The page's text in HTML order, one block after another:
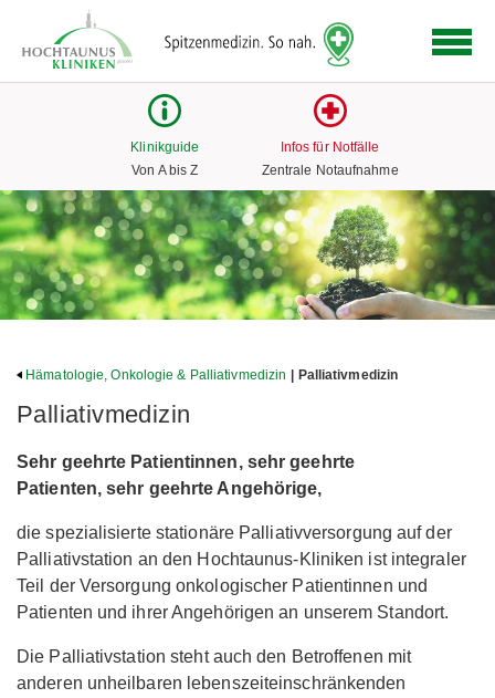
Link
zur
Startseite
Klinikguide
Von A bis Z
Infos für Notfälle
Zentrale Notaufnahme
Hämatologie, Onkologie & Palliativmedizin | Palliativmedizin
Palliativmedizin
Sehr geehrte Patientinnen, sehr geehrte
Patienten, sehr geehrte Angehörige,
die spezialisierte stationäre Palliativversorgung auf der
Palliativstation an den Hochtaunus-Kliniken ist integraler
Teil der Versorgung onkologischer Patientinnen und
Patienten und ihrer Angehörigen an unserem Standort.
Die Palliativstation steht auch den Betroffenen mit
anderen unheilbaren lebenszeiteinschränkenden